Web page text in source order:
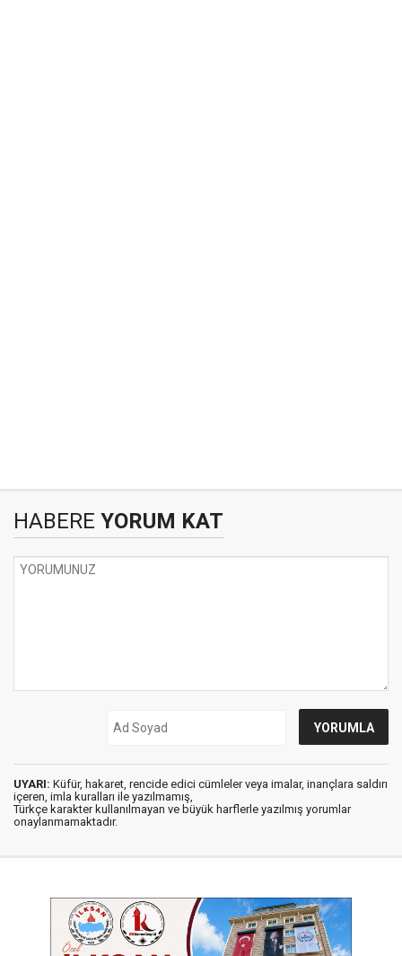
HABERE YORUM KAT
UYARI: Küfür, hakaret, rencide edici cümleler veya imalar, inançlara saldırı
içeren, imla kuralları ile yazılmamış,
Türkçe karakter kullanılmayan ve büyük harflerle yazılmış yorumlar
onaylanmamaktadır.